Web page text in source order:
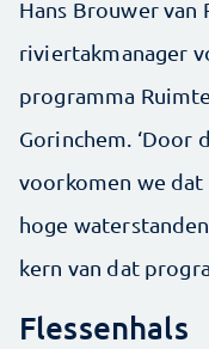
Hans Brouwer van
riviertakmanager
programma
Gorinchem. ‘Door
voorkomen we
hoge
kern van dat
Flessenhals